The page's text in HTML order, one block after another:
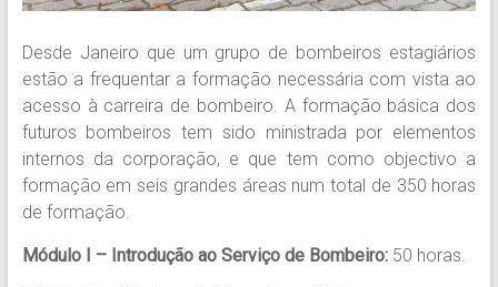
Desde Janeiro que um grupo de bombeiros estagiários
estão a frequentar a formação necessária com vista ao
acesso à carreira de bombeiro. A formação básica dos
futuros bombeiros tem sido ministrada por elementos
internos da corporação, e que tem como objectivo a
formação em seis grandes áreas num total de 350 horas
de formação.
Módulo I – Introdução ao Serviço de Bombeiro:50 horas.